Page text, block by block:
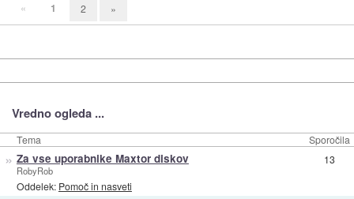
« 1 2 »
Vredno ogleda ...
Tema Sporočila
» Za vse uporabnike Maxtor diskov
RobyRob
Oddelek: Pomoč in nasveti
13